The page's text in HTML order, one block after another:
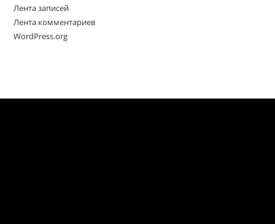
Лента записей
Лента комментариев
WordPress.org